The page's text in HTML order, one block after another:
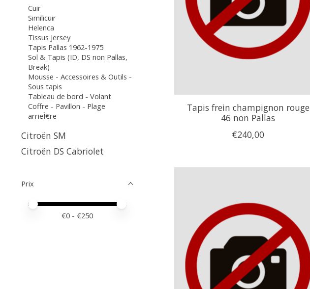
Cuir
Similicuir
Helenca
Tissus Jersey
Tapis Pallas 1962-1975
Sol & Tapis (ID, DS non Pallas,
Break)
Mousse - Accessoires & Outils -
Sous tapis
Tableau de bord - Volant
Coffre - Pavillon - Plage
arrieÌ€re
Citroën SM
Citroën DS Cabriolet
Prix
Prix minimum
Price maximum value
€0 - €250
Tapis frein champignon rouge
46 non Pallas
€240,00